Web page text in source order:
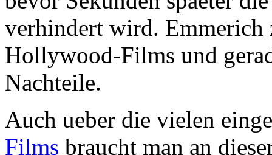
verhindert wird. Emmerich
Hollywood-Films und
Nachteile.
Auch ueber die vielen
Films braucht man an